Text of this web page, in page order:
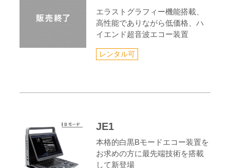
エラストグラフィー機能搭載、
高性能でありながら低価格、ハ
イエンド超音波エコー装置
レンタル可
JE1
本格的白黒Bモードエコー装置を
お求めの方に最先端技術を搭載
して新登場